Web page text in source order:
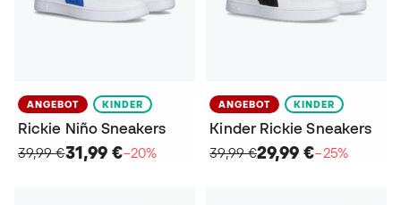
ANGEBOT KINDER
Rickie Niño Sneakers
39,99 €31,99 €−20%
ANGEBOT KINDER
Kinder Rickie Sneakers
39,99 €29,99 €−25%